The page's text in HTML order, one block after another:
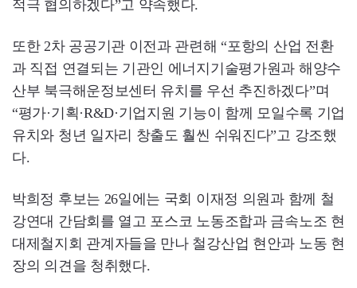
적극 협의하겠다”고 약속했다.
또한 2차 공공기관 이전과 관련해 “포항의 산업 전환
과 직접 연결되는 기관인 에너지기술평가원과 해양수
산부 북극해운정보센터 유치를 우선 추진하겠다”며
“평가·기획·R&D·기업지원 기능이 함께 모일수록 기업
유치와 청년 일자리 창출도 훨씬 쉬워진다”고 강조했
다.
박희정 후보는 26일에는 국회 이재정 의원과 함께 철
강연대 간담회를 열고 포스코 노동조합과 금속노조 현
대제철지회 관계자들을 만나 철강산업 현안과 노동 현
장의 의견을 청취했다.